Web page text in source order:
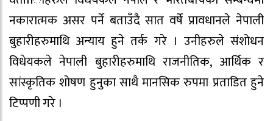
नकारात्मक असर पर्ने बताउँदै सात वर्षे प्रावधानले नेपाली
बुहारीहरुमाथि अन्याय हुने तर्क गरे । उनीहरुले संशोधन
विधेयकले नेपाली बुहारीहरुमाथि राजनीतिक, आर्थिक र
सांस्कृतिक शोषण हुनुका साथै मानसिक रुपमा प्रताडित हुने
टिप्पणी गरे ।